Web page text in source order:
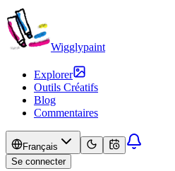
Wigglypaint
Explorer
Outils Créatifs
Blog
Commentaires
Français
Se connecter